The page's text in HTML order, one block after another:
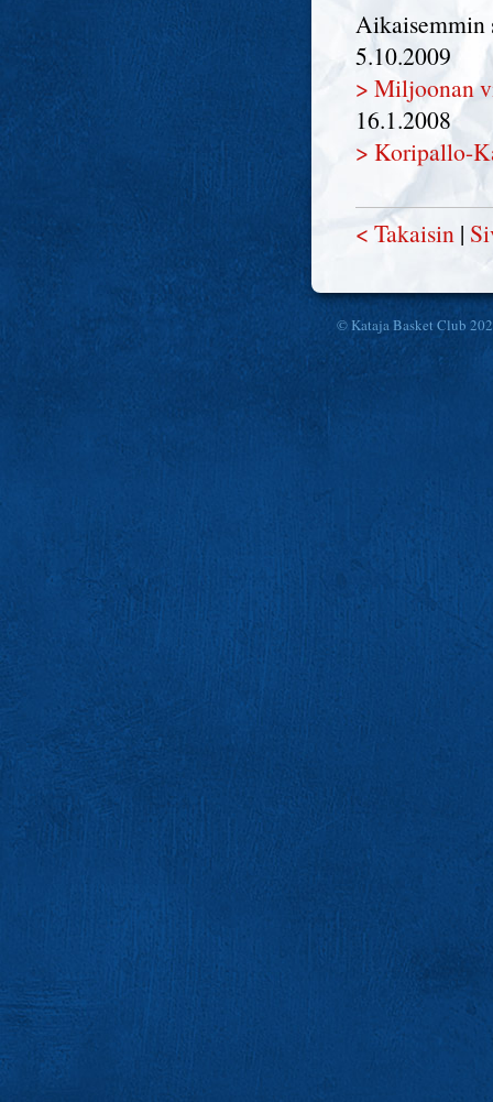
Aikaisemmin
5.10.2009
> Miljoonan
16.1.2008
> Koripallo-
< Takaisin |
© Kataja Basket Club